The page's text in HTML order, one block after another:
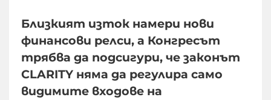
Близкият изток намери нови
финансови релси, а Конгресът
трябва да подсигури, че законът
CLARITY няма да регулира само
видимите входове на